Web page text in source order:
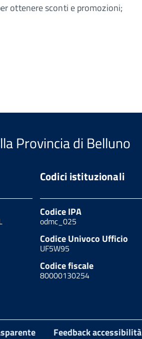
ottenere sconti e promozioni;
Provincia di Belluno
Codici istituzionali
Codice IPA
odmc_025
Codice Univoco Ufficio
UF5W95
Codice fiscale
80000130254
Feedback accessibilità